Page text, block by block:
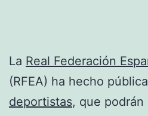
La Real Federación
(RFEA) ha hecho
deportistas, que